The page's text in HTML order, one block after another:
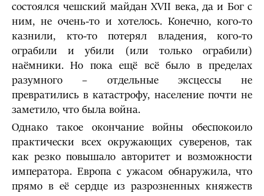
состоялся чешский майдан XVII века, да и Бог с
ним, не очень-то и хотелось. Конечно, кого-то
казнили, кто-то потерял владения, кого-то
ограбили и убили (или только ограбили)
наёмники. Но пока ещё всё было в пределах
разумного – отдельные эксцессы не
превратились в катастрофу, население почти не
заметило, что была война.
Однако такое окончание войны обеспокоило
практически всех окружающих суверенов, так
как резко повышало авторитет и возможности
императора. Европа с ужасом обнаружила, что
прямо в её сердце из разрозненных княжеств